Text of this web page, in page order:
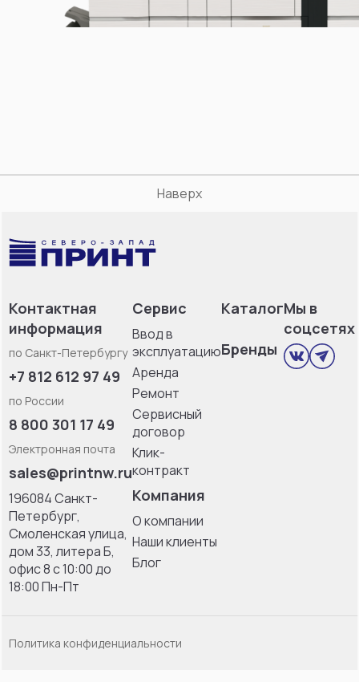
Наверх
Контактная
информация
по Санкт-Петербургу
+7 812 612 97 49
по России
8 800 301 17 49
Электронная почта
sales@printnw.ru
196084 Санкт-
Петербург,
Смоленская улица,
дом 33, литерa Б,
офис 8 с 10:00 до
18:00 Пн-Пт
Сервис
Ввод в
эксплуатацию
Аренда
Ремонт
Сервисный
договор
Клик-
контракт
Компания
О компании
Наши клиенты
Блог
Каталог
Бренды
Мы в
соцсетях
Политика конфиденциальности